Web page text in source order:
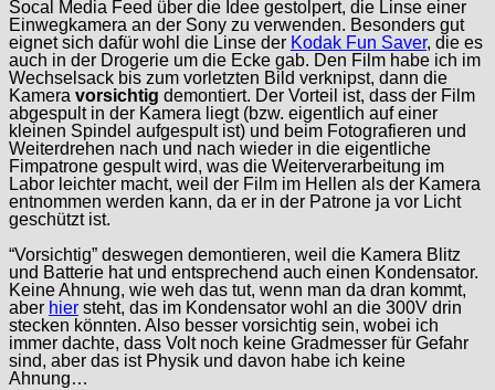
Socal Media Feed über die Idee gestolpert, die Linse einer
Einwegkamera an der Sony zu verwenden. Besonders gut
eignet sich dafür wohl die Linse der Kodak Fun Saver, die es
auch in der Drogerie um die Ecke gab. Den Film habe ich im
Wechselsack bis zum vorletzten Bild verknipst, dann die
Kamera vorsichtig demontiert. Der Vorteil ist, dass der Film
abgespult in der Kamera liegt (bzw. eigentlich auf einer
kleinen Spindel aufgespult ist) und beim Fotografieren und
Weiterdrehen nach und nach wieder in die eigentliche
Fimpatrone gespult wird, was die Weiterverarbeitung im
Labor leichter macht, weil der Film im Hellen als der Kamera
entnommen werden kann, da er in der Patrone ja vor Licht
geschützt ist.
“Vorsichtig” deswegen demontieren, weil die Kamera Blitz
und Batterie hat und entsprechend auch einen Kondensator.
Keine Ahnung, wie weh das tut, wenn man da dran kommt,
aber hier steht, das im Kondensator wohl an die 300V drin
stecken könnten. Also besser vorsichtig sein, wobei ich
immer dachte, dass Volt noch keine Gradmesser für Gefahr
sind, aber das ist Physik und davon habe ich keine
Ahnung…